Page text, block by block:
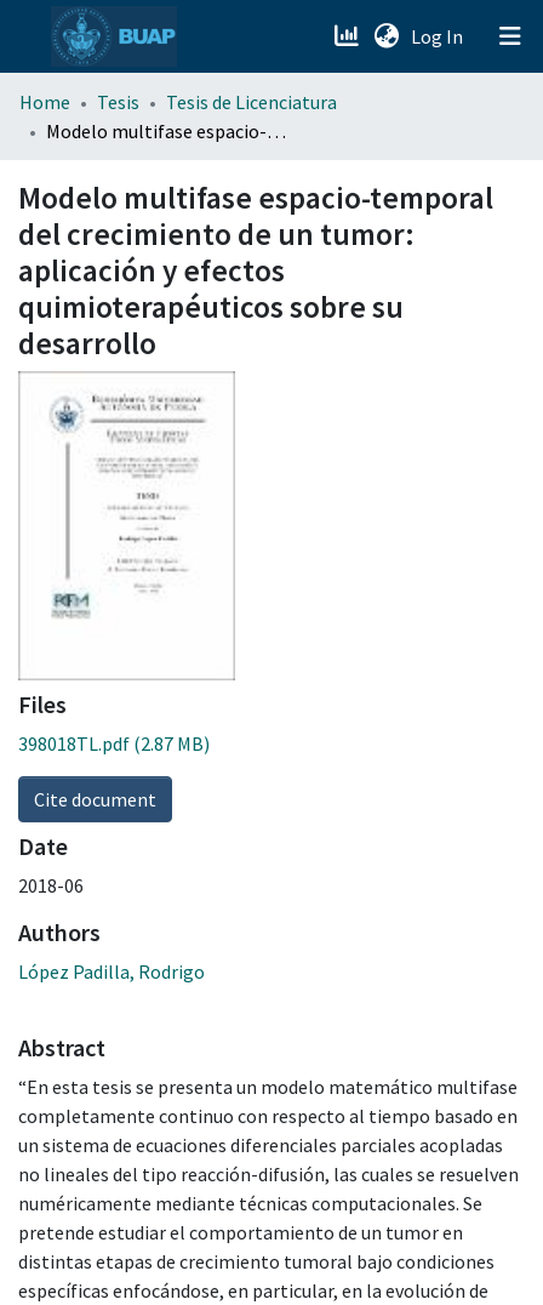
Log In (current)
menu.section.about_menu
Home Tesis
Tesis de Licenciatura
Modelo multifase espacio-temporal del crecimiento de un tumor: aplicación y efectos quimioterapéuticos sobre su desarrollo
Modelo multifase espacio-temporal
del crecimiento de un tumor:
aplicación y efectos
quimioterapéuticos sobre su
desarrollo
Files
398018TL.pdf (2.87 MB)
Cite document
Date
2018-06
Authors
López Padilla, Rodrigo
Abstract
“En esta tesis se presenta un modelo matemático multifase
completamente continuo con respecto al tiempo basado en
un sistema de ecuaciones diferenciales parciales acopladas
no lineales del tipo reacción-difusión, las cuales se resuelven
numéricamente mediante técnicas computacionales. Se
pretende estudiar el comportamiento de un tumor en
distintas etapas de crecimiento tumoral bajo condiciones
específicas enfocándose, en particular, en la evolución de